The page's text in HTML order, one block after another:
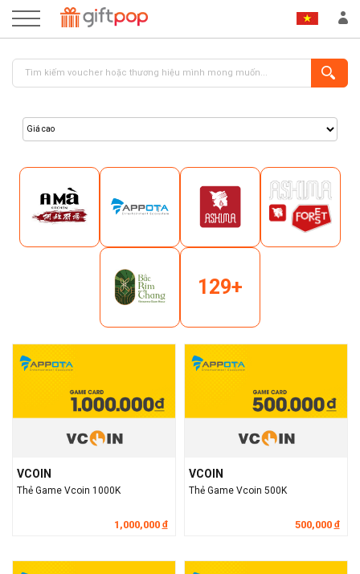
ĐĂNG KÝ
129+
VCOIN
Thẻ Game Vcoin 1000K
1,000,000 đ
VCOIN
Thẻ Game Vcoin 500K
500,000 đ